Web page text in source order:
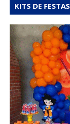
KITS DE FESTAS